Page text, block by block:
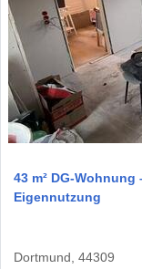
43 m² DG-
Eigennutzung
Dortmund, 44309